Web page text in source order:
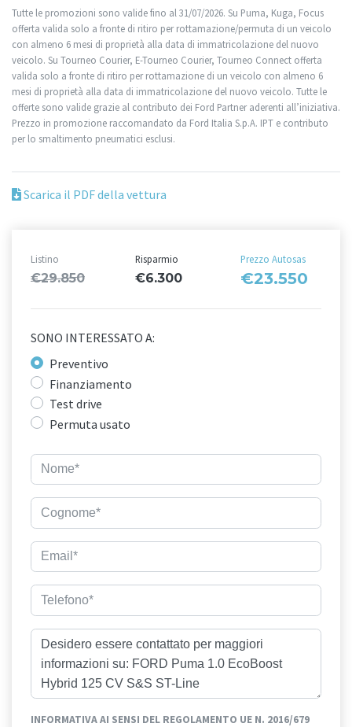
Tutte le promozioni sono valide fino al 31/07/2026. Su Puma, Kuga, Focus
offerta valida solo a fronte di ritiro per rottamazione/permuta di un veicolo
con almeno 6 mesi di proprietà alla data di immatricolazione del nuovo
veicolo. Su Tourneo Courier, E-Tourneo Courier, Tourneo Connect offerta
valida solo a fronte di ritiro per rottamazione di un veicolo con almeno 6
mesi di proprietà alla data di immatricolazione del nuovo veicolo. Tutte le
offerte sono valide grazie al contributo dei Ford Partner aderenti all’iniziativa.
Prezzo in promozione raccomandato da Ford Italia S.p.A. IPT e contributo
per lo smaltimento pneumatici esclusi.
Scarica il PDF della vettura
Listino
€29.850
Risparmio
€6.300
Prezzo Autosas
€23.550
SONO INTERESSATO A:
Preventivo
Finanziamento
Test drive
Permuta usato
INFORMATIVA AI SENSI DEL REGOLAMENTO UE N. 2016/679